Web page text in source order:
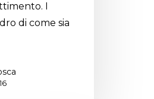
I
di come sia